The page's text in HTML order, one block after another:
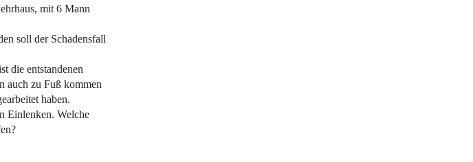
mit 6 Mann
soll der Schadensfall
die entstandenen
auch zu Fuß kommen
haben.
Einlenken. Welche